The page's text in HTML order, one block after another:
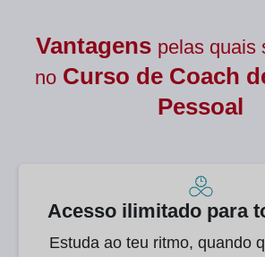
Vantagens pelas quais
no Curso de Coach
Pessoal
Acesso ilimitado para
Estuda ao teu ritmo, quando